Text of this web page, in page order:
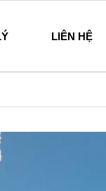
LIÊN HỆ